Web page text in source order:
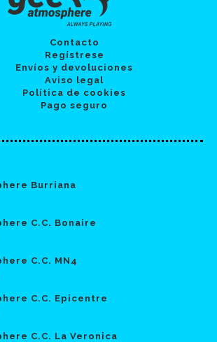
Contacto
Regístrese
Envíos y devoluciones
Aviso legal
Política de cookies
Pago seguro
Burriana
C.C. Bonaire
C.C. MN4
C.C. Epicentre
C.C. La Veronica